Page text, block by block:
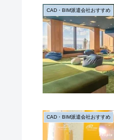
CAD・BIM派遣会社おすすめ
CAD・BIM派遣会社おすすめ